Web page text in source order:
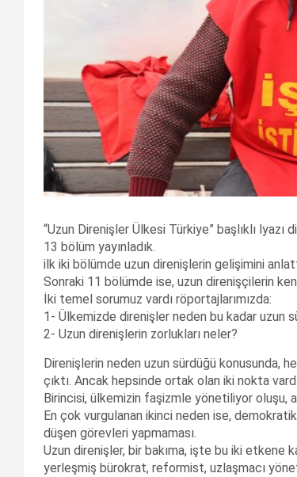
“Uzun Direnişler Ülkesi Türkiye” başlıklı
13 bölüm yayınladık.
ilk iki bölümde uzun direnişlerin gelişimini
Sonraki 11 bölümde ise, uzun direnişçilerin
İki temel sorumuz vardı röportajlarımızda:
1- Ülkemizde direnişler neden bu kadar uzun
2- Uzun direnişlerin zorlukları neler?
Direnişlerin neden uzun sürdüğü konusunda,
çıktı. Ancak hepsinde ortak olan iki nokta
Birincisi, ülkemizin faşizmle yönetiliyor oluşu,
En çok vurgulanan ikinci neden ise,
düşen görevleri yapmaması.
Uzun direnişler, bir bakıma, işte bu iki etkene
yerleşmiş bürokrat, reformist, uzlaşmacı